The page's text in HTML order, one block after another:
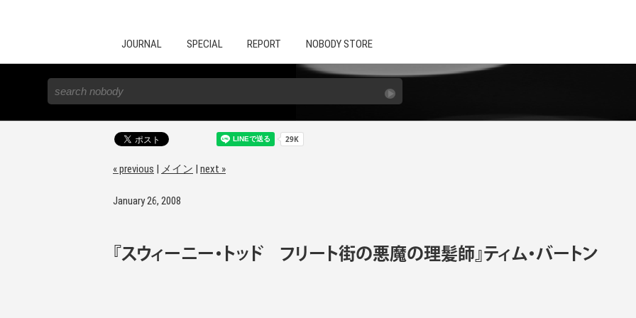
JOURNAL SPECIAL REPORT NOBODY STORE
« previous | メイン | next »
January 26, 2008
『スウィーニー・トッド フリート街の悪魔の理髪師』ティム・バートン